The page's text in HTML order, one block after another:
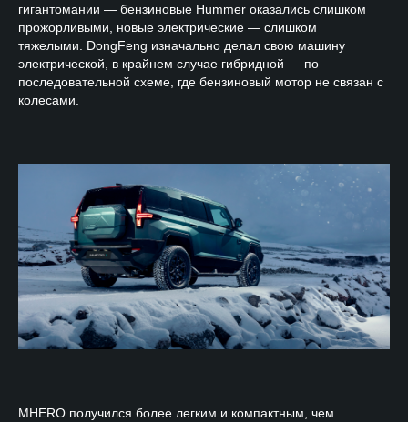
гигантомании — бензиновые Hummer оказались слишком
прожорливыми, новые электрические — слишком
тяжелыми. DongFeng изначально делал свою машину
электрической, в крайнем случае гибридной — по
последовательной схеме, где бензиновый мотор не связан с
колесами.
MHERO получился более легким и компактным, чем